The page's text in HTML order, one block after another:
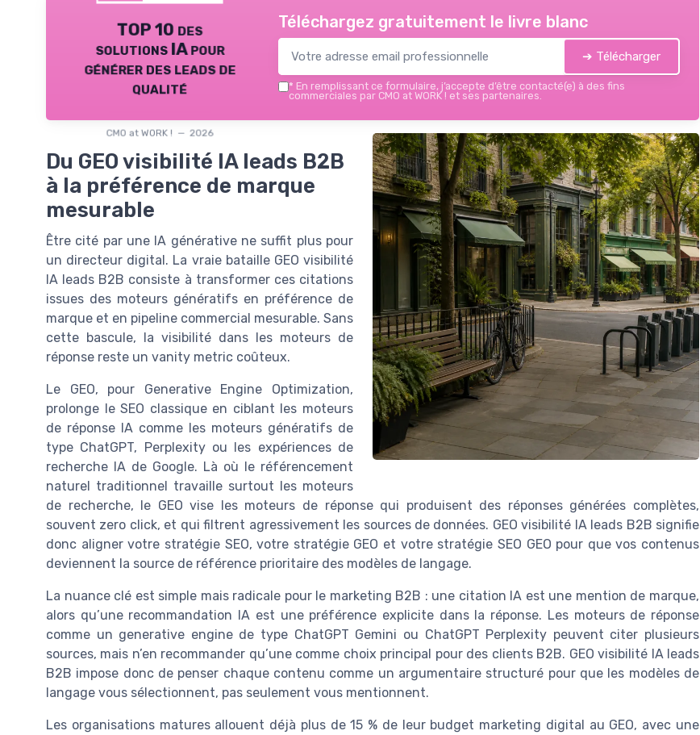
TOP 10 des
solutions IA pour
générer des leads de
qualité
CMO at WORK ! — 2026
Téléchargez gratuitement le livre blanc
➔ Télécharger
* En remplissant ce formulaire, j’accepte d’être contacté(e) à des fins
commerciales par CMO at WORK ! et ses partenaires.
Du GEO visibilité IA leads B2B
à la préférence de marque
mesurable
Être cité par une IA générative ne suffit plus pour
un directeur digital. La vraie bataille GEO visibilité
IA leads B2B consiste à transformer ces citations
issues des moteurs génératifs en préférence de
marque et en pipeline commercial mesurable. Sans
cette bascule, la visibilité dans les moteurs de
réponse reste un vanity metric coûteux.
Le GEO, pour Generative Engine Optimization,
prolonge le SEO classique en ciblant les moteurs
de réponse IA comme les moteurs génératifs de
type ChatGPT, Perplexity ou les expériences de
recherche IA de Google. Là où le référencement
naturel traditionnel travaille surtout les moteurs
de recherche, le GEO vise les moteurs de réponse qui produisent des réponses générées complètes,
souvent zero click, et qui filtrent agressivement les sources de données. GEO visibilité IA leads B2B signifie
donc aligner votre stratégie SEO, votre stratégie GEO et votre stratégie SEO GEO pour que vos contenus
deviennent la source de référence prioritaire des modèles de langage.
La nuance clé est simple mais radicale pour le marketing B2B : une citation IA est une mention de marque,
alors qu’une recommandation IA est une préférence explicite dans la réponse. Les moteurs de réponse
comme un generative engine de type ChatGPT Gemini ou ChatGPT Perplexity peuvent citer plusieurs
sources, mais n’en recommander qu’une comme choix principal pour des clients B2B. GEO visibilité IA leads
B2B impose donc de penser chaque contenu comme un argumentaire structuré pour que les modèles de
langage vous sélectionnent, pas seulement vous mentionnent.
Les organisations matures allouent déjà plus de 15 % de leur budget marketing digital au GEO, avec une